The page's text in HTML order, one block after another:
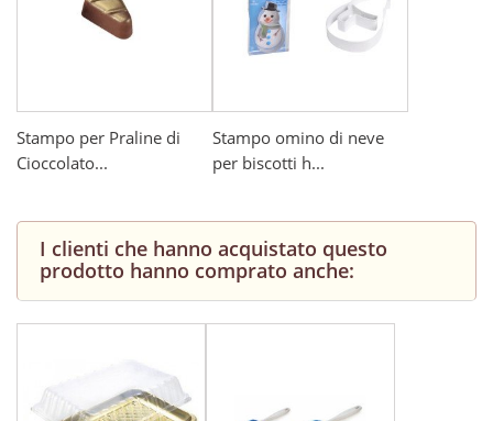
Stampo per Praline di
Cioccolato...
Stampo omino di neve
per biscotti h...
I clienti che hanno acquistato questo
prodotto hanno comprato anche: